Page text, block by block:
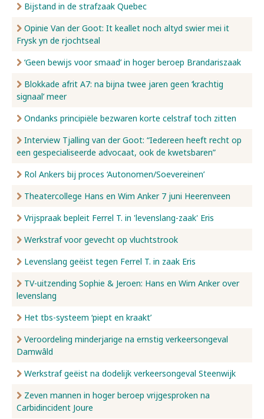
Bijstand in de strafzaak Quebec
Opinie Van der Goot: It keallet noch altyd swier mei it
Frysk yn de rjochtseal
‘Geen bewijs voor smaad’ in hoger beroep Brandariszaak
Blokkade afrit A7: na bijna twee jaren geen ‘krachtig
signaal’ meer
Ondanks principiële bezwaren korte celstraf toch zitten
Interview Tjalling van der Goot: “Iedereen heeft recht op
een gespecialiseerde advocaat, ook de kwetsbaren”
Rol Ankers bij proces ‘Autonomen/Soevereinen’
Theatercollege Hans en Wim Anker 7 juni Heerenveen
Vrijspraak bepleit Ferrel T. in 'levenslang-zaak' Eris
Werkstraf voor gevecht op vluchtstrook
Levenslang geëist tegen Ferrel T. in zaak Eris
TV-uitzending Sophie & Jeroen: Hans en Wim Anker over
levenslang
Het tbs-systeem ‘piept en kraakt’
Veroordeling minderjarige na ernstig verkeersongeval
Damwâld
Werkstraf geëist na dodelijk verkeersongeval Steenwijk
Zeven mannen in hoger beroep vrijgesproken na
Carbidincident Joure